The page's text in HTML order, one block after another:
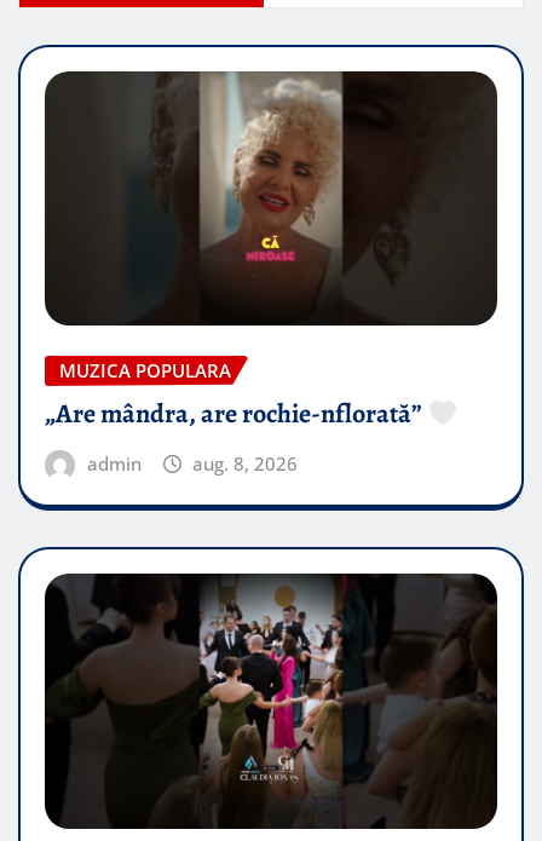
MUZICA POPULARA
„Are mândra, are rochie-nflorată”
admin aug. 8, 2026